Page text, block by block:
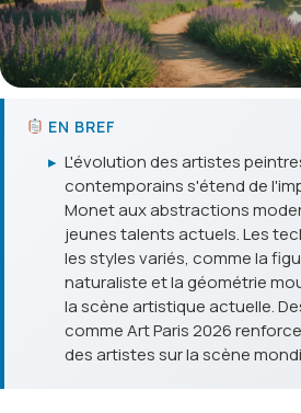
EN BREF
▸ L'évolution des artistes
contemporains s'étend de
Monet aux abstractions
jeunes talents actuels. Les
les styles variés, comme la
naturaliste et la géométrie
la scène artistique actuelle.
comme Art Paris 2026
des artistes sur la scène